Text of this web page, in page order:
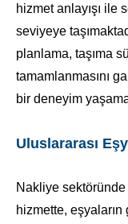
hizmet anlayışı ile
seviyeye
planlama, taşıma
tamamlanmasını
bir deneyim
Uluslararası
Nakliye
hizmette,